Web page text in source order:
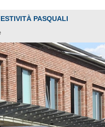
PASQUALI